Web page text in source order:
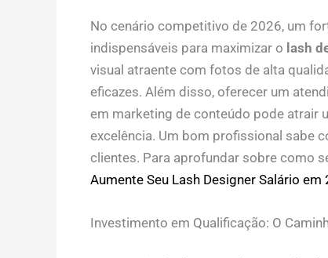
No cenário competitivo de 2026, um
indispensáveis para maximizar o lash
visual atraente com fotos de alta
eficazes. Além disso, oferecer um
em marketing de conteúdo pode atrair
excelência. Um bom profissional sabe
clientes. Para aprofundar sobre como
Aumente Seu Lash Designer Salário em
Investimento em Qualificação: O